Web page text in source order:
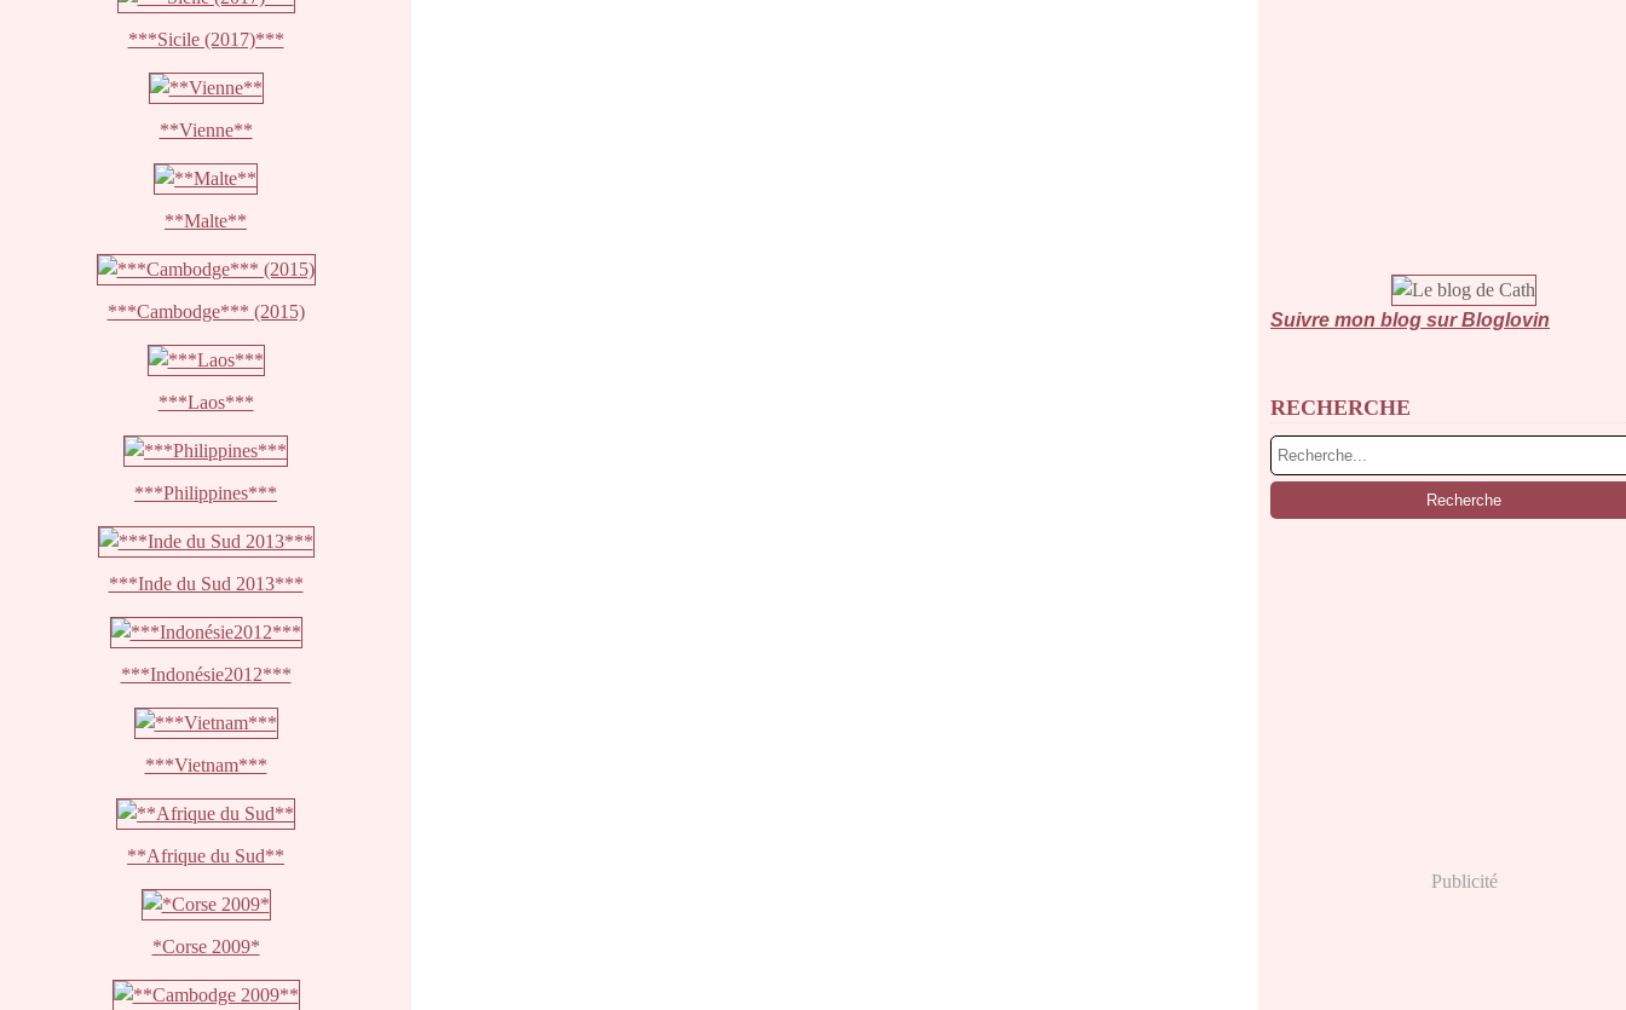
***Sicile (2017)***
**Vienne**
**Malte**
***Cambodge*** (2015)
***Laos***
***Philippines***
***Inde du Sud 2013***
***Indonésie2012***
***Vietnam***
**Afrique du Sud**
*Corse 2009*
Suivre mon blog sur Bloglovin
RECHERCHE
Publicité